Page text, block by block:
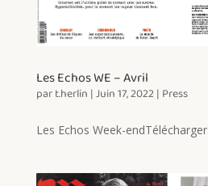
Les Echos WE – Avril
part.herlin |Juin 17, 2022 | Press
Les Echos Week-endTélécharger